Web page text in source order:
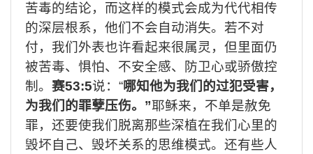
苦毒的结论，而这样的模式会成为代代相传
的深层根系，他们不会自动消失。若不对
付，我们外表也许看起来很属灵，但里面仍
被苦毒、惧怕、不安全感、防卫心或骄傲控
制。 赛53:5说： “哪知他为我们的过犯受害，
为我们的罪孽压伤。 ”耶稣来，不单是赦免
罪，还要使我们脱离那些深植在我们心里的
毁坏自己、毁坏关系的思维模式。还有些人